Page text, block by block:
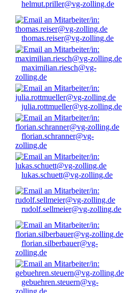
helmut.priller@vg-zolling.de
thomas.reiser@vg-zolling.de
maximilian.riesch@vg-
zolling.de
julia.rottmueller@vg-zolling.de
florian.schranner@vg-
zolling.de
lukas.schuett@vg-zolling.de
rudolf.sellmeier@vg-zolling.de
florian.silberbauer@vg-
zolling.de
gebuehren.steuern@vg-